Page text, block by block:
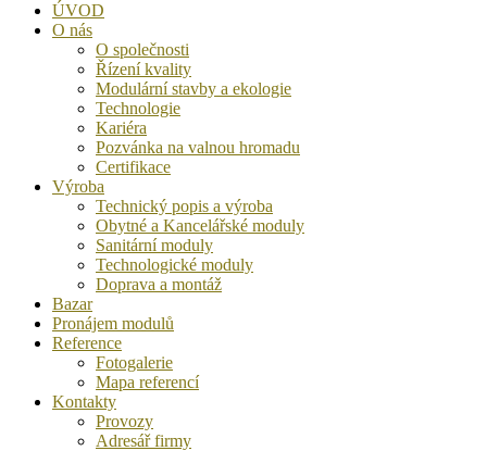
ÚVOD
O nás
O společnosti
Řízení kvality
Modulární stavby a ekologie
Technologie
Kariéra
Pozvánka na valnou hromadu
Certifikace
Výroba
Technický popis a výroba
Obytné a Kancelářské moduly
Sanitární moduly
Technologické moduly
Doprava a montáž
Bazar
Pronájem modulů
Reference
Fotogalerie
Mapa referencí
Kontakty
Provozy
Adresář firmy